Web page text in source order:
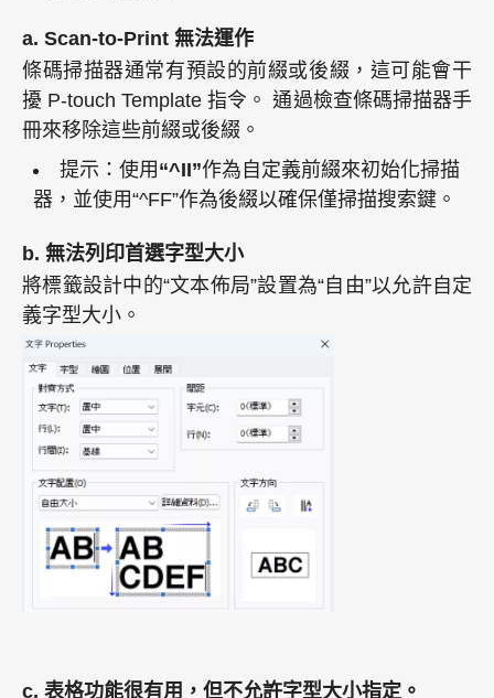
a. Scan-to-Print 無法運作
條碼掃描器通常有預設的前綴或後綴，這可能會干
擾 P-touch Template 指令。 通過檢查條碼掃描器手
冊來移除這些前綴或後綴。
提示：使用 “^II”作為自定義前綴來初始化掃描
器，並使用“^FF”作為後綴以確保僅掃描搜索鍵。
b. 無法列印首選字型大小
將標籤設計中的“文本佈局”設置為“自由”以允許自定
義字型大小。
c. 表格功能很有用，但不允許字型大小指定。